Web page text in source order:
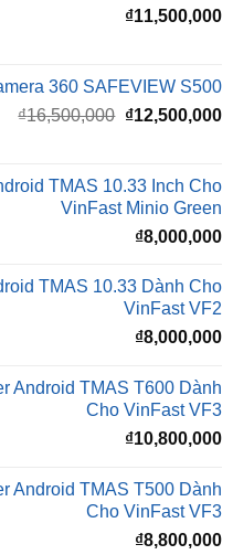
360 SAFEVIEW S500
gốc
₫16,500,000.
TMAS 10.33 Inch Cho
₫8,000,000
TMAS 10.33 Dành Cho
₫8,000,000
Android TMAS T600 Dành
₫10,800,000
Android TMAS T500 Dành
₫8,800,000
LED X-LIGHT F+ PRO MINI